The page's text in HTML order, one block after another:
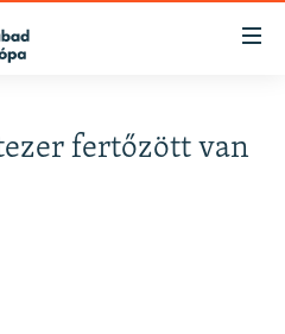
fertőzött van